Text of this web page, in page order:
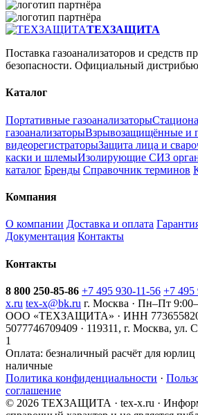
ТЕХЗАЩИТА
Поставка газоанализаторов и средств
безопасности. Официальный
Каталог
Портативные газоанализаторы
газоанализаторыВзрывозащищённые и
видеорегистраторыЗащита лица и
каски и шлемыИзолирующие СИЗ
каталог Бренды Справочник терминов
Компания
О компании Доставка и оплата
Документация Контакты
Контакты
8 800 250-85-86 +7 495 930-11-56 +7 495
x.ru tex-x@bk.ru г. Москва · Пн–Пт
ООО «ТЕХЗАЩИТА» · ИНН
5077746709409 · 119311, г. Москва, ул.
1
Оплата: безналичный расчёт для
наличные
Политика конфиденциальности ·
соглашение
© 2026 ТЕХЗАЩИТА · tex-x.ru ·